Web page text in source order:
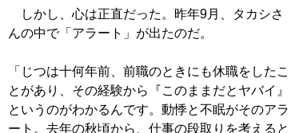
しかし、心は正直だった。昨年9月、タカシさ
んの中で「アラート」が出たのだ。
「じつは十何年前、前職のときにも休職をしたこ
とがあり、その経験から『このままだとヤバイ』
というのがわかるんです。動悸と不眠がそのアラ
ート。去年の秋頃から、仕事の段取りを考えると